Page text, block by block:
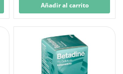
Añadir al carrito